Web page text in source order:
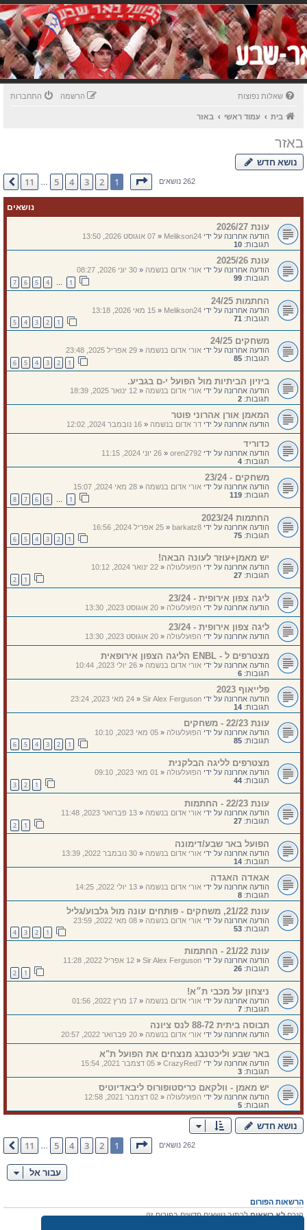
שאלות נפוצות התחברות הרשמה
בית עמוד ראשי באזר
באזר
נושא חדש
262 נושאיםדף1מתוך11
1
2
3
4
5
11 הבא
נושאים
עונת 2026/27
הודעה אחרונה על ידי Melikson24
«07 אוגוסט 2026, 13:50
תגובות: 10
עונת 2025/26
הודעה אחרונה על ידי אורי אדום בנשמה«30 יוני 2026, 08:27
תגובות: 99
…
4
5
6
7
החתמות 24/25
הודעה אחרונה על ידי Melikson24
«15 מאי 2026, 13:18
תגובות: 71
2
3
4
5
משחקים 24/25
הודעה אחרונה על ידי אורי אדום בנשמה«29 אפריל 2025, 23:48
תגובות: 85
2
3
4
5
6
ביזיון הביתיות מול הפועל י-ם בגביע.
הודעה אחרונה על ידי אורי אדום בנשמה«12 ינואר 2025, 18:39
תגובות: 2
המאמן אורן אהרוני פוטר
הודעה אחרונה על ידי דר אדום בנשמה«16 נובמבר 2024, 12:02
כדוריד
הודעה אחרונה על ידי oren2792
«26 יוני 2024, 11:15
תגובות: 4
משחקים - 23/24
הודעה אחרונה על ידי אורי אדום בנשמה«28 מאי 2024, 15:07
תגובות: 119
…
5
6
7
8
החתמות 2023/24
הודעה אחרונה על ידי barkatz8
«25 אפריל 2024, 16:56
תגובות: 75
2
3
4
5
6
יש מאמן+עוזר לעונה הבאה!
הודעה אחרונה על ידי הפועלעולה«22 ינואר 2024, 10:12
תגובות: 27
2
ליגה צפון אירופית - 23/24
הודעה אחרונה על ידי הפועלעולה«20 אוגוסט 2023, 13:30
ליגה צפון אירופית - 23/24
הודעה אחרונה על ידי הפועלעולה«20 אוגוסט 2023, 13:30
מצטרפים ל - ENBL הליגה הצפון אירופאית
הודעה אחרונה על ידי אורי אדום בנשמה«26 יולי 2023, 10:44
תגובות: 6
פלייאוף 2023
הודעה אחרונה על ידי Sir Alex Ferguson
«24 מאי 2023, 23:24
תגובות: 14
עונת 22/23 - משחקים
הודעה אחרונה על ידי הפועלעולה«05 מאי 2023, 10:10
תגובות: 85
2
3
4
5
6
מצטרפים לליגה הבלקנית
הודעה אחרונה על ידי הפועלעולה«01 מאי 2023, 09:10
תגובות: 44
2
3
עונת 22/23 - החתמות
הודעה אחרונה על ידי אורי אדום בנשמה«13 פברואר 2023, 11:48
תגובות: 27
2
הפועל באר שבע/דימונה
הודעה אחרונה על ידי אורי אדום בנשמה«30 נובמבר 2022, 13:39
תגובות: 14
אגאדה האגדה
הודעה אחרונה על ידי אורי אדום בנשמה«13 יולי 2022, 14:25
תגובות: 8
עונת 21/22, משחקים - פותחים עונה מול גלבוע/גליל
הודעה אחרונה על ידי אורי אדום בנשמה«08 מאי 2022, 23:59
תגובות: 53
2
3
4
עונת 21/22 - החתמות
הודעה אחרונה על ידי Sir Alex Ferguson
«12 אפריל 2022, 11:28
תגובות: 26
2
ניצחון על מכבי ת״א!
הודעה אחרונה על ידי אורי אדום בנשמה«17 מרץ 2022, 01:56
תגובות: 7
תבוסה ביתית 88-72 לנס ציונה
הודעה אחרונה על ידי אורי אדום בנשמה«20 פברואר 2022, 20:57
באר שבע וליכטנבג מנצחים את הפועל ת"א
הודעה אחרונה על ידי CrazyRed7
«05 דצמבר 2021, 15:54
תגובות: 3
יש מאמן - וולקאם כריסטופורוס ליבאדיוטיס
הודעה אחרונה על ידי הפועלעולה«02 דצמבר 2021, 12:58
תגובות: 5
נושא חדש
262 נושאיםדף1מתוך11
1
2
3
4
5
11 הבא
עבור אל
הרשאות הפורום
הנכםלא רשאיםלכתוב נושאים חדשים בפורום זה